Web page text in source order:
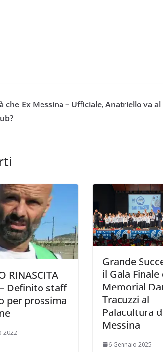
che Ex Messina – Ufficiale, Anatriello va
RINASCITA
– Definito staff
per prossima
2022
Grande
il Gala Finale
Memorial
Tracuzzi al
Palacultura
Messina
6 Gennaio 2025